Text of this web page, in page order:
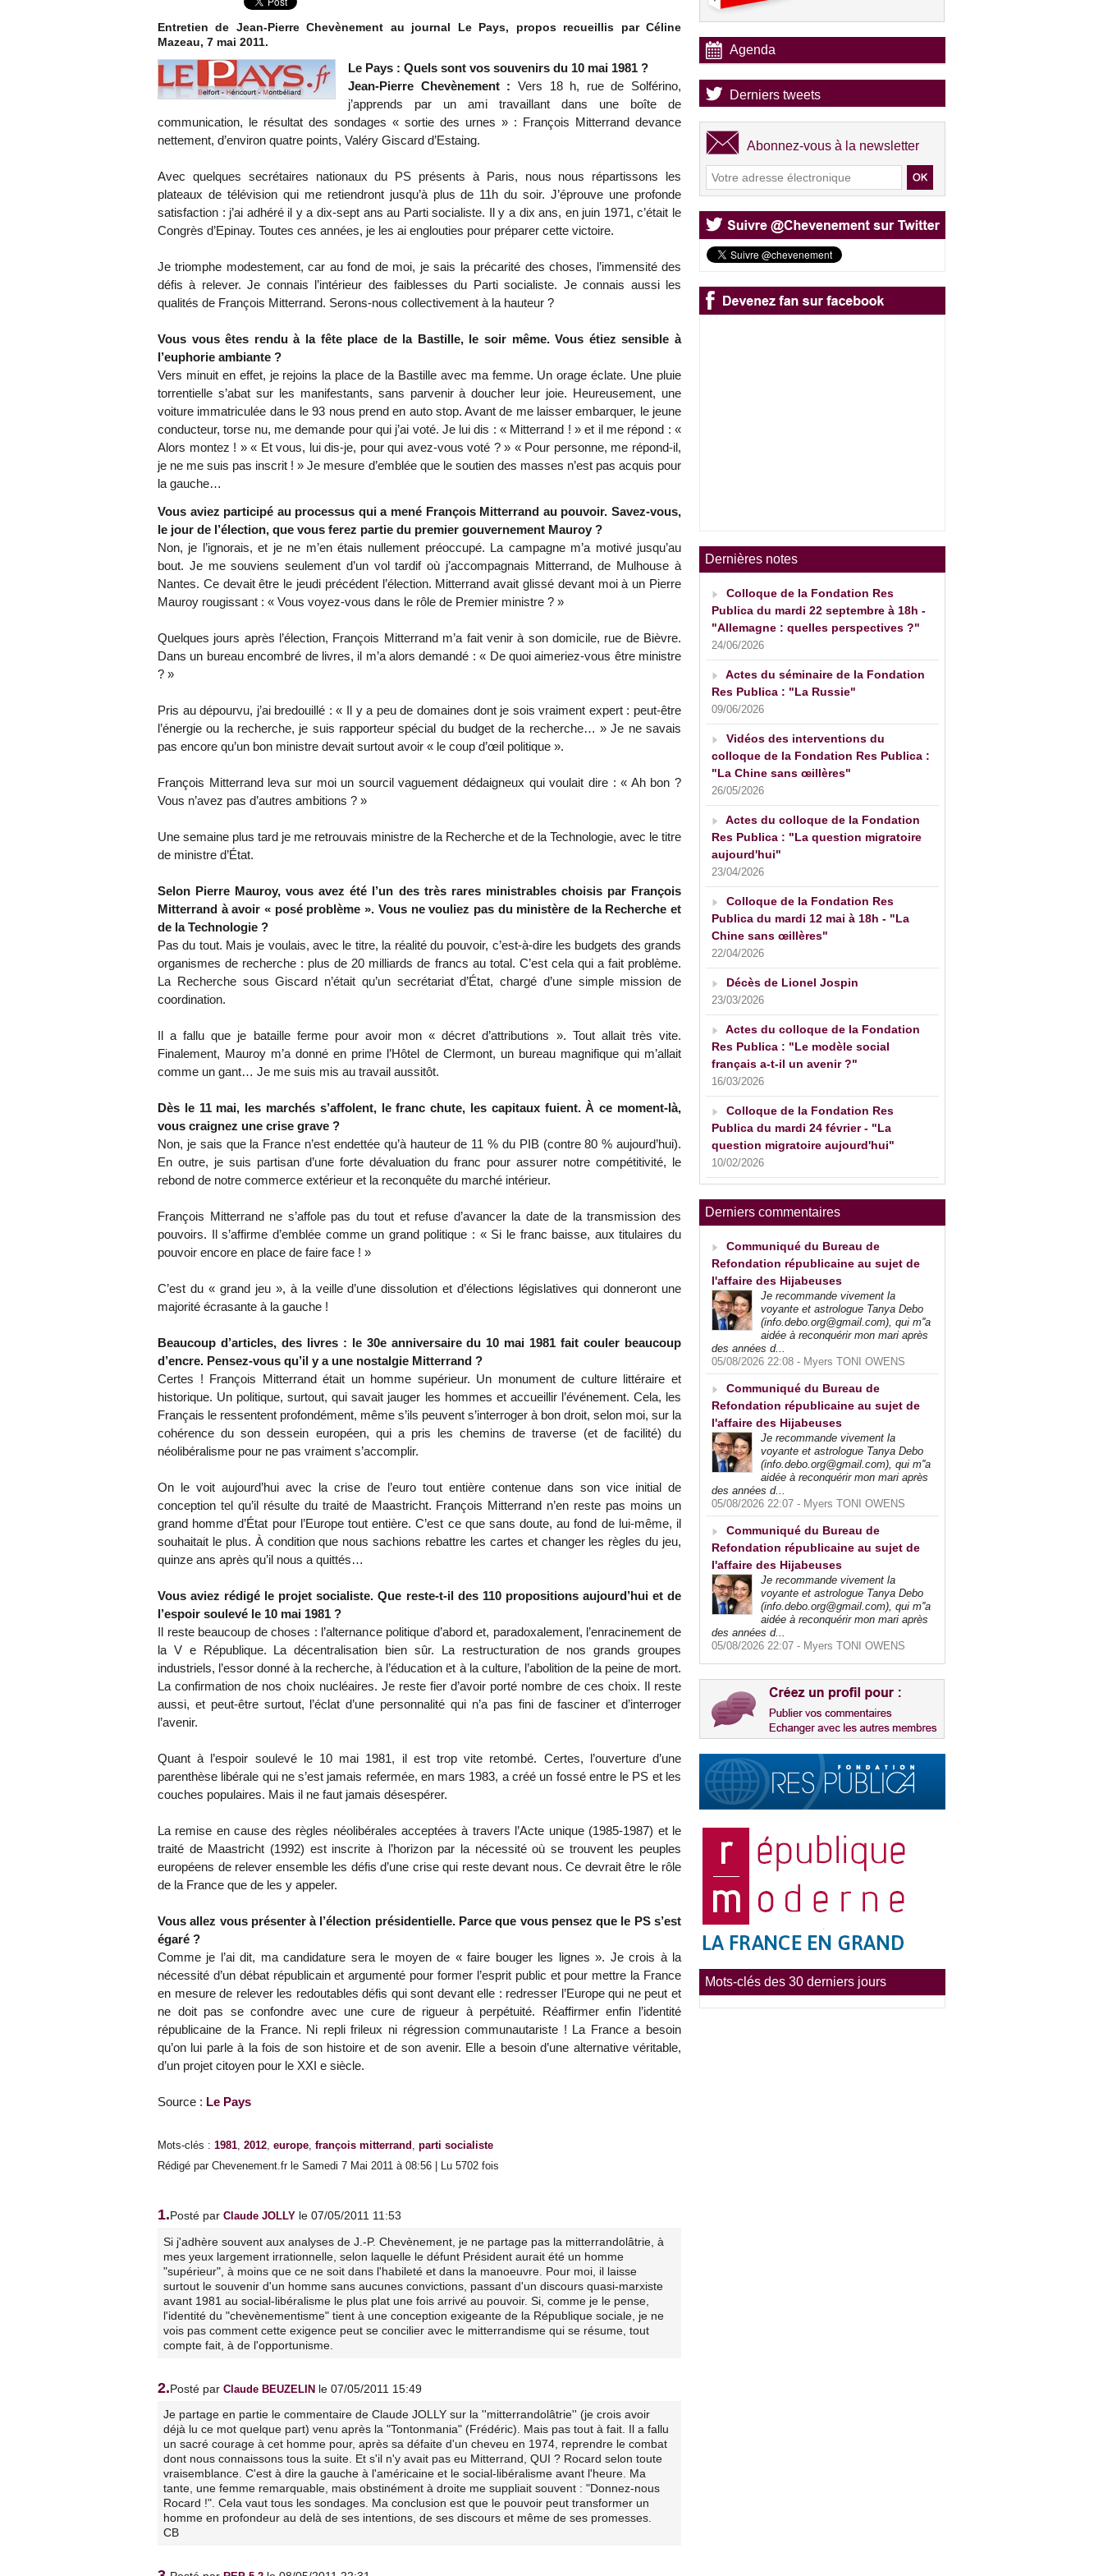
Entretien de Jean-Pierre Chevènement au journal Le Pays, propos recueillis par Céline
Mazeau, 7 mai 2011.
Le Pays : Quels sont vos souvenirs du 10 mai 1981 ?
Jean-Pierre Chevènement : Vers 18 h, rue de Solférino,
j’apprends par un ami travaillant dans une boîte de
communication, le résultat des sondages « sortie des urnes » : François Mitterrand devance
nettement, d’environ quatre points, Valéry Giscard d’Estaing.
Avec quelques secrétaires nationaux du PS présents à Paris, nous nous répartissons les
plateaux de télévision qui me retiendront jusqu’à plus de 11h du soir. J’éprouve une profonde
satisfaction : j’ai adhéré il y a dix-sept ans au Parti socialiste. Il y a dix ans, en juin 1971, c’était le
Congrès d’Epinay. Toutes ces années, je les ai englouties pour préparer cette victoire.
Je triomphe modestement, car au fond de moi, je sais la précarité des choses, l’immensité des
défis à relever. Je connais l’intérieur des faiblesses du Parti socialiste. Je connais aussi les
qualités de François Mitterrand. Serons-nous collectivement à la hauteur ?
Vous vous êtes rendu à la fête place de la Bastille, le soir même. Vous étiez sensible à
l’euphorie ambiante ?
Vers minuit en effet, je rejoins la place de la Bastille avec ma femme. Un orage éclate. Une pluie
torrentielle s’abat sur les manifestants, sans parvenir à doucher leur joie. Heureusement, une
voiture immatriculée dans le 93 nous prend en auto stop. Avant de me laisser embarquer, le jeune
conducteur, torse nu, me demande pour qui j’ai voté. Je lui dis : « Mitterrand ! » et il me répond : «
Alors montez ! » « Et vous, lui dis-je, pour qui avez-vous voté ? » « Pour personne, me répond-il,
je ne me suis pas inscrit ! » Je mesure d’emblée que le soutien des masses n’est pas acquis pour
la gauche…
Vous aviez participé au processus qui a mené François Mitterrand au pouvoir. Savez-vous,
le jour de l’élection, que vous ferez partie du premier gouvernement Mauroy ?
Non, je l’ignorais, et je ne m’en étais nullement préoccupé. La campagne m’a motivé jusqu’au
bout. Je me souviens seulement d’un vol tardif où j’accompagnais Mitterrand, de Mulhouse à
Nantes. Ce devait être le jeudi précédent l’élection. Mitterrand avait glissé devant moi à un Pierre
Mauroy rougissant : « Vous voyez-vous dans le rôle de Premier ministre ? »
Quelques jours après l’élection, François Mitterrand m’a fait venir à son domicile, rue de Bièvre.
Dans un bureau encombré de livres, il m’a alors demandé : « De quoi aimeriez-vous être ministre
? »
Pris au dépourvu, j’ai bredouillé : « Il y a peu de domaines dont je sois vraiment expert : peut-être
l’énergie ou la recherche, je suis rapporteur spécial du budget de la recherche… » Je ne savais
pas encore qu’un bon ministre devait surtout avoir « le coup d’œil politique ».
François Mitterrand leva sur moi un sourcil vaguement dédaigneux qui voulait dire : « Ah bon ?
Vous n’avez pas d’autres ambitions ? »
Une semaine plus tard je me retrouvais ministre de la Recherche et de la Technologie, avec le titre
de ministre d’État.
Selon Pierre Mauroy, vous avez été l’un des très rares ministrables choisis par François
Mitterrand à avoir « posé problème ». Vous ne vouliez pas du ministère de la Recherche et
de la Technologie ?
Pas du tout. Mais je voulais, avec le titre, la réalité du pouvoir, c’est-à-dire les budgets des grands
organismes de recherche : plus de 20 milliards de francs au total. C’est cela qui a fait problème.
La Recherche sous Giscard n’était qu’un secrétariat d’État, chargé d’une simple mission de
coordination.
Il a fallu que je bataille ferme pour avoir mon « décret d’attributions ». Tout allait très vite.
Finalement, Mauroy m’a donné en prime l’Hôtel de Clermont, un bureau magnifique qui m’allait
comme un gant… Je me suis mis au travail aussitôt.
Dès le 11 mai, les marchés s’affolent, le franc chute, les capitaux fuient. À ce moment-là,
vous craignez une crise grave ?
Non, je sais que la France n’est endettée qu’à hauteur de 11 % du PIB (contre 80 % aujourd’hui).
En outre, je suis partisan d’une forte dévaluation du franc pour assurer notre compétitivité, le
rebond de notre commerce extérieur et la reconquête du marché intérieur.
François Mitterrand ne s’affole pas du tout et refuse d’avancer la date de la transmission des
pouvoirs. Il s’affirme d’emblée comme un grand politique : « Si le franc baisse, aux titulaires du
pouvoir encore en place de faire face ! »
C’est du « grand jeu », à la veille d’une dissolution et d’élections législatives qui donneront une
majorité écrasante à la gauche !
Beaucoup d’articles, des livres : le 30e anniversaire du 10 mai 1981 fait couler beaucoup
d’encre. Pensez-vous qu’il y a une nostalgie Mitterrand ?
Certes ! François Mitterrand était un homme supérieur. Un monument de culture littéraire et
historique. Un politique, surtout, qui savait jauger les hommes et accueillir l’événement. Cela, les
Français le ressentent profondément, même s’ils peuvent s’interroger à bon droit, selon moi, sur la
cohérence du son dessein européen, qui a pris les chemins de traverse (et de facilité) du
néolibéralisme pour ne pas vraiment s’accomplir.
On le voit aujourd’hui avec la crise de l’euro tout entière contenue dans son vice initial de
conception tel qu’il résulte du traité de Maastricht. François Mitterrand n’en reste pas moins un
grand homme d’État pour l’Europe tout entière. C’est ce que sans doute, au fond de lui-même, il
souhaitait le plus. À condition que nous sachions rebattre les cartes et changer les règles du jeu,
quinze ans après qu’il nous a quittés…
Vous aviez rédigé le projet socialiste. Que reste-t-il des 110 propositions aujourd’hui et de
l’espoir soulevé le 10 mai 1981 ?
Il reste beaucoup de choses : l’alternance politique d’abord et, paradoxalement, l’enracinement de
la V e République. La décentralisation bien sûr. La restructuration de nos grands groupes
industriels, l’essor donné à la recherche, à l’éducation et à la culture, l’abolition de la peine de mort.
La confirmation de nos choix nucléaires. Je reste fier d’avoir porté nombre de ces choix. Il reste
aussi, et peut-être surtout, l’éclat d’une personnalité qui n’a pas fini de fasciner et d’interroger
l’avenir.
Quant à l’espoir soulevé le 10 mai 1981, il est trop vite retombé. Certes, l’ouverture d’une
parenthèse libérale qui ne s’est jamais refermée, en mars 1983, a créé un fossé entre le PS et les
couches populaires. Mais il ne faut jamais désespérer.
La remise en cause des règles néolibérales acceptées à travers l’Acte unique (1985-1987) et le
traité de Maastricht (1992) est inscrite à l’horizon par la nécessité où se trouvent les peuples
européens de relever ensemble les défis d’une crise qui reste devant nous. Ce devrait être le rôle
de la France que de les y appeler.
Vous allez vous présenter à l’élection présidentielle. Parce que vous pensez que le PS s’est
égaré ?
Comme je l’ai dit, ma candidature sera le moyen de « faire bouger les lignes ». Je crois à la
nécessité d’un débat républicain et argumenté pour former l’esprit public et pour mettre la France
en mesure de relever les redoutables défis qui sont devant elle : redresser l’Europe qui ne peut et
ne doit pas se confondre avec une cure de rigueur à perpétuité. Réaffirmer enfin l’identité
républicaine de la France. Ni repli frileux ni régression communautariste ! La France a besoin
qu’on lui parle à la fois de son histoire et de son avenir. Elle a besoin d’une alternative véritable,
d’un projet citoyen pour le XXI e siècle.
Source : Le Pays
Mots-clés : 1981, 2012, europe, françois mitterrand , parti socialiste
Rédigé par Chevenement.fr le Samedi 7 Mai 2011 à 08:56 | Lu 5702 fois
1.Posté par Claude JOLLY le 07/05/2011 11:53
Si j'adhère souvent aux analyses de J.-P. Chevènement, je ne partage pas la mitterrandolâtrie, à
mes yeux largement irrationnelle, selon laquelle le défunt Président aurait été un homme
"supérieur", à moins que ce ne soit dans l'habileté et dans la manoeuvre. Pour moi, il laisse
surtout le souvenir d'un homme sans aucunes convictions, passant d'un discours quasi-marxiste
avant 1981 au social-libéralisme le plus plat une fois arrivé au pouvoir. Si, comme je le pense,
l'identité du "chevènementisme" tient à une conception exigeante de la République sociale, je ne
vois pas comment cette exigence peut se concilier avec le mitterrandisme qui se résume, tout
compte fait, à de l'opportunisme.
2.Posté par Claude BEUZELIN le 07/05/2011 15:49
Je partage en partie le commentaire de Claude JOLLY sur la ''mitterrandolâtrie'' (je crois avoir
déjà lu ce mot quelque part) venu après la "Tontonmania" (Frédéric). Mais pas tout à fait. Il a fallu
un sacré courage à cet homme pour, après sa défaite d'un cheveu en 1974, reprendre le combat
dont nous connaissons tous la suite. Et s'il n'y avait pas eu Mitterrand, QUI ? Rocard selon toute
vraisemblance. C'est à dire la gauche à l'américaine et le social-libéralisme avant l'heure. Ma
tante, une femme remarquable, mais obstinément à droite me suppliait souvent : "Donnez-nous
Rocard !". Cela vaut tous les sondages. Ma conclusion est que le pouvoir peut transformer un
homme en profondeur au delà de ses intentions, de ses discours et même de ses promesses.
CB
Agenda
Derniers tweets
Abonnez-vous à la newsletter
Dernières notes
Colloque de la Fondation Res
Publica du mardi 22 septembre à 18h -
"Allemagne : quelles perspectives ?"
24/06/2026
Actes du séminaire de la Fondation
Res Publica : "La Russie"
09/06/2026
Vidéos des interventions du
colloque de la Fondation Res Publica :
"La Chine sans œillères"
26/05/2026
Actes du colloque de la Fondation
Res Publica : "La question migratoire
aujourd'hui"
23/04/2026
Colloque de la Fondation Res
Publica du mardi 12 mai à 18h - "La
Chine sans œillères"
22/04/2026
Décès de Lionel Jospin
23/03/2026
Actes du colloque de la Fondation
Res Publica : "Le modèle social
français a-t-il un avenir ?"
16/03/2026
Colloque de la Fondation Res
Publica du mardi 24 février - "La
question migratoire aujourd'hui"
10/02/2026
Derniers commentaires
Communiqué du Bureau de
Refondation républicaine au sujet de
l'affaire des Hijabeuses
Je recommande vivement la
voyante et astrologue Tanya Debo
(info.debo.org@gmail.com), qui m''a
aidée à reconquérir mon mari après
des années d...
05/08/2026 22:08 - Myers TONI OWENS
Communiqué du Bureau de
Refondation républicaine au sujet de
l'affaire des Hijabeuses
Je recommande vivement la
voyante et astrologue Tanya Debo
(info.debo.org@gmail.com), qui m''a
aidée à reconquérir mon mari après
des années d...
05/08/2026 22:07 - Myers TONI OWENS
Communiqué du Bureau de
Refondation républicaine au sujet de
l'affaire des Hijabeuses
Je recommande vivement la
voyante et astrologue Tanya Debo
(info.debo.org@gmail.com), qui m''a
aidée à reconquérir mon mari après
des années d...
05/08/2026 22:07 - Myers TONI OWENS
Mots-clés des 30 derniers jours